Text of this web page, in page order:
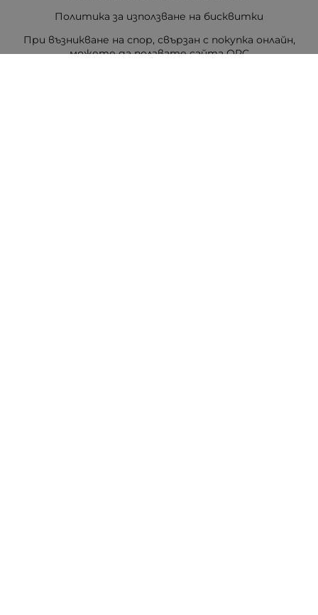
Политика за използване на бисквитки
При възникване на спор, свързан с покупка онлайн,
можете да ползвате сайта ОРС